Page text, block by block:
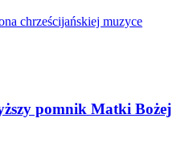
chrześcijańskiej muzyce
pomnik Matki Bożej